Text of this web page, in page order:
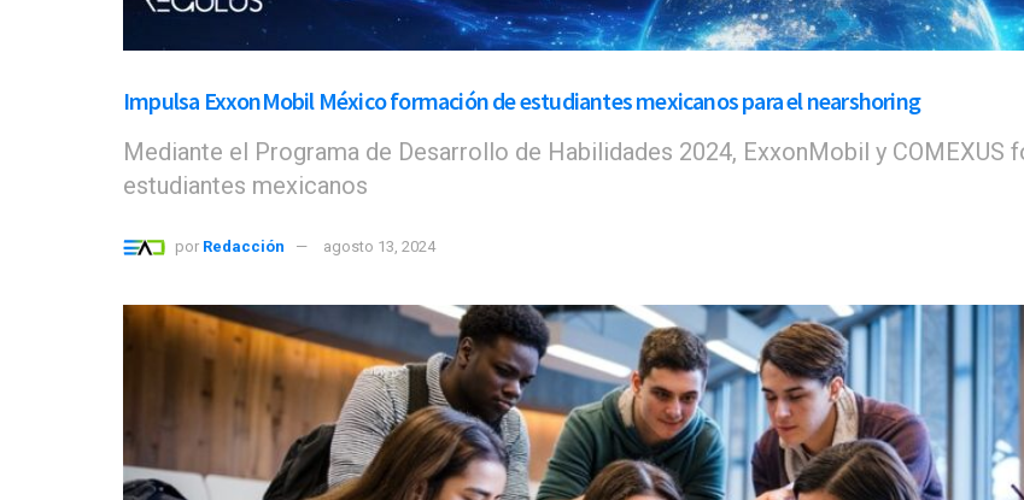
Impulsa ExxonMobil México formación de estudiantes mexicanos para el nearshoring
Mediante el Programa de Desarrollo de Habilidades 2024, ExxonMobil y COMEXUS
estudiantes mexicanos
por Redacción agosto 13, 2024